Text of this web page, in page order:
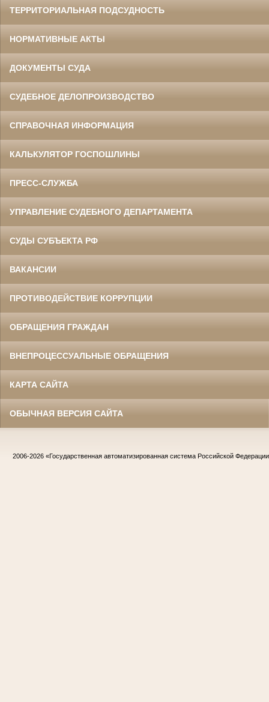
ТЕРРИТОРИАЛЬНАЯ ПОДСУДНОСТЬ
НОРМАТИВНЫЕ АКТЫ
ДОКУМЕНТЫ СУДА
СУДЕБНОЕ ДЕЛОПРОИЗВОДСТВО
СПРАВОЧНАЯ ИНФОРМАЦИЯ
КАЛЬКУЛЯТОР ГОСПОШЛИНЫ
ПРЕСС-СЛУЖБА
УПРАВЛЕНИЕ СУДЕБНОГО ДЕПАРТАМЕНТА
СУДЫ СУБЪЕКТА РФ
ВАКАНСИИ
ПРОТИВОДЕЙСТВИЕ КОРРУПЦИИ
ОБРАЩЕНИЯ ГРАЖДАН
ВНЕПРОЦЕССУАЛЬНЫЕ ОБРАЩЕНИЯ
КАРТА САЙТА
ОБЫЧНАЯ ВЕРСИЯ САЙТА
2006-2026 «Государственная автоматизированная система Российской